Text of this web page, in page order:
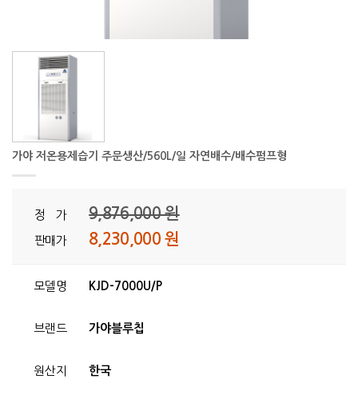
가야 저온용제습기 주문생산/560L/일 자연배수/배수펌프형
정 가 9,876,000 원
판매가 8,230,000 원
모델명 KJD-7000U/P
브랜드 가야블루칩
원산지 한국